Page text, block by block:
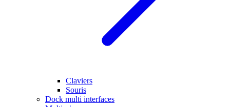
Claviers
Souris
Dock multi interfaces